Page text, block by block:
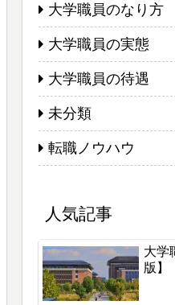
大学職員のなり方
大学職員の実態
大学職員の待遇
未分類
転職ノウハウ
人気記事
大学
版】